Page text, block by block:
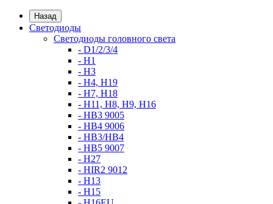
Назад
Светодиоды
Светодиоды головного света
- D1/2/3/4
- H1
- H3
- H4, H19
- H7, H18
- H11, H8, H9, H16
- HB3 9005
- HB4 9006
- HB3/HB4
- HB5 9007
- H27
- HIR2 9012
- H13
- H15